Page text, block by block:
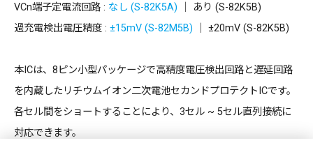
VCn端子定電流回路 : なし (S-82K5A) ｜ あり (S-82K5B)
過充電検出電圧精度 : ±15mV (S-82M5B) ｜ ±20mV (S-82K5B)
本ICは、8ピン小型パッケージで高精度電圧検出回路と遅延回路
を内蔵したリチウムイオン二次電池セカンドプロテクトICです。
各セル間をショートすることにより、3セル ~ 5セル直列接続に
対応できます。